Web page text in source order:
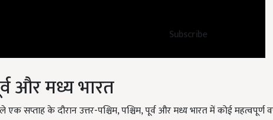
Subscribe
और मध्य भारत
सप्ताह के दौरान उत्तर-पश्चिम, पश्चिम, पूर्व और मध्य भारत में कोई महत्वपूर्ण वर्षा